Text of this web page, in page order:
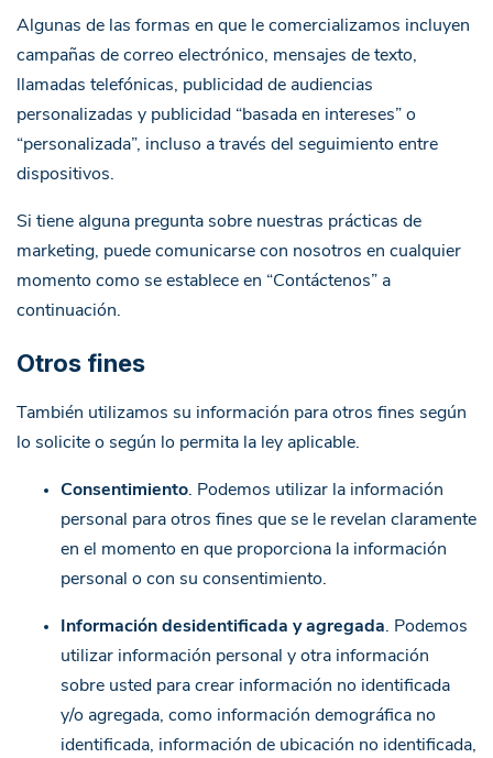
Algunas de las formas en que le comercializamos incluyen
campañas de correo electrónico, mensajes de texto,
llamadas telefónicas, publicidad de audiencias
personalizadas y publicidad “basada en intereses” o
“personalizada”, incluso a través del seguimiento entre
dispositivos.
Si tiene alguna pregunta sobre nuestras prácticas de
marketing, puede comunicarse con nosotros en cualquier
momento como se establece en “Contáctenos” a
continuación.
Otros fines
También utilizamos su información para otros fines según
lo solicite o según lo permita la ley aplicable.
Consentimiento. Podemos utilizar la información
personal para otros fines que se le revelan claramente
en el momento en que proporciona la información
personal o con su consentimiento.
Información desidentificada y agregada. Podemos
utilizar información personal y otra información
sobre usted para crear información no identificada
y/o agregada, como información demográfica no
identificada, información de ubicación no identificada,